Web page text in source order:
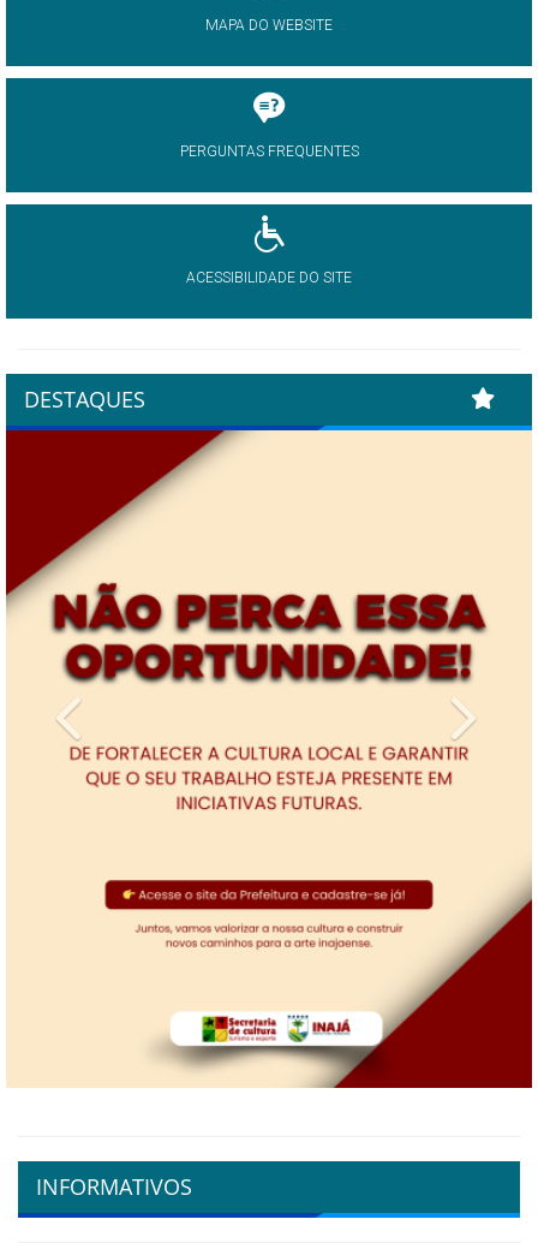
MAPA DO WEBSITE
PERGUNTAS FREQUENTES
ACESSIBILIDADE DO SITE
DESTAQUES
INFORMATIVOS